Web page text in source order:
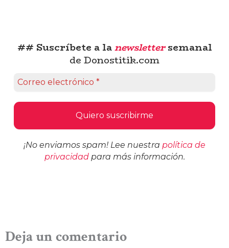
## Suscríbete a lanewslettersemanal
de Donostitik.com
¡No enviamos spam! Lee nuestra política de
privacidadpara más información.
Deja un comentario